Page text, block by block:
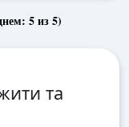
5из 5)
та